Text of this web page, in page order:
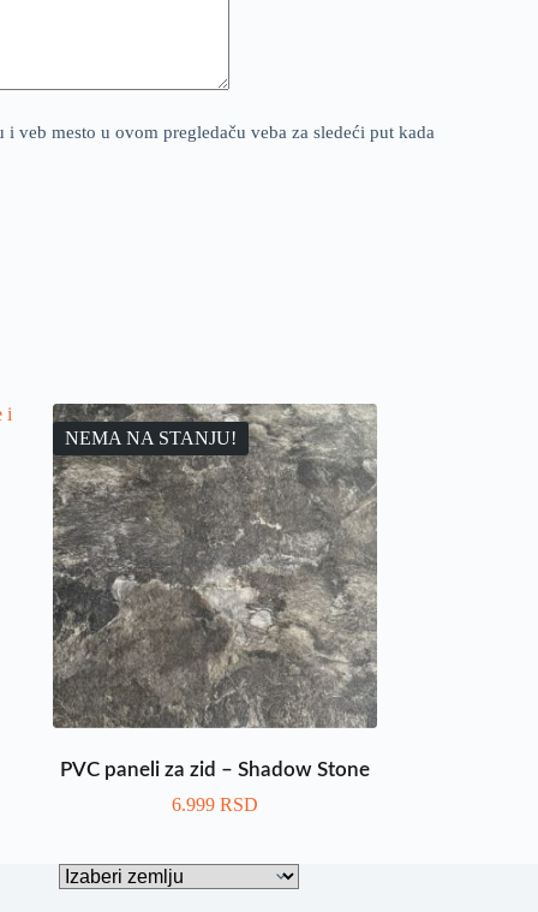
i veb mesto u ovom pregledaču veba za sledeći put kada
NEMA NA STANJU!
PVC paneli za zid – Shadow Stone
6.999 RSD